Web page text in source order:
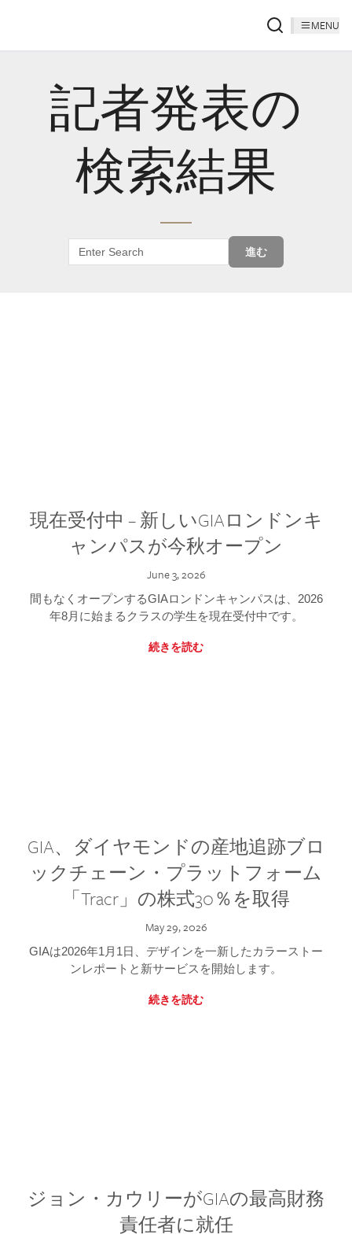
MENU
記者発表の
検索結果
進む
現在受付中 – 新しいGIAロンドンキ
ャンパスが今秋オープン
June 3, 2026
間もなくオープンするGIAロンドンキャンパスは、2026
年8月に始まるクラスの学生を現在受付中です。
続きを読む
GIA、ダイヤモンドの産地追跡ブロ
ックチェーン・プラットフォーム
「Tracr」の株式30％を取得
May 29, 2026
GIAは2026年1月1日、デザインを一新したカラーストー
ンレポートと新サービスを開始します。
続きを読む
ジョン・カウリーがGIAの最高財務
責任者に就任